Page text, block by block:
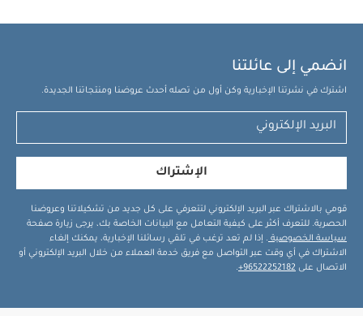
انضمي إلى عائلتنا
اشترك في نشرتنا الإخبارية وكن أول من تصله أحدث عروضنا ومنتجاتنا الجديدة.
الإشتراك
قومي بالاشتراك عبر البريد الإلكتروني لتتعرفي على كل جديد من تشكيلاتنا وعروضنا
الحصرية. للتعرف أكثر على كيفية التعامل مع البيانات الخاصة بك، يرجى زيارة صفحة
سياسة الخصوصية . إذا لم تعد ترغب في تلقي رسائلنا الإخبارية، يمكنك إلغاء
الاشتراك في أي وقت عبر التواصل مع فريق خدمة العملاء من خلال البريد الإلكتروني أو
الاتصال على 96522252182+
.